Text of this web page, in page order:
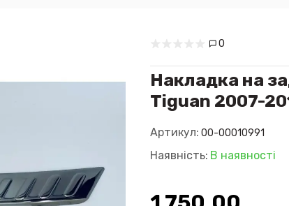
0
Накладка на
Tiguan 2007-
Артикул: 00-00010991
Наявність: В наявності